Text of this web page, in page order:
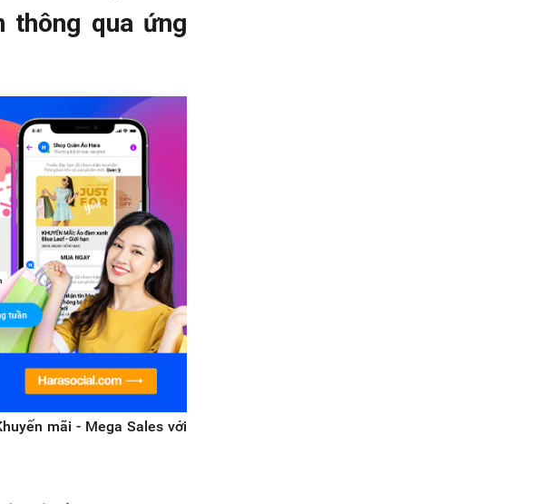
thông qua ứng
mãi - Mega Sales với